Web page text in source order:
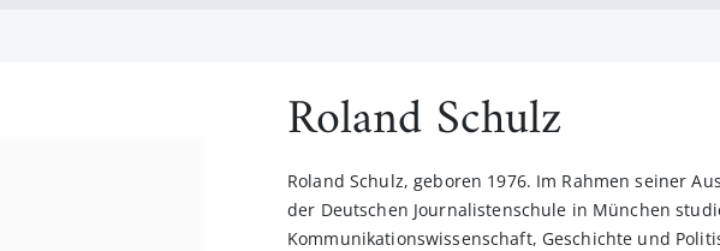
Roland Schulz
Roland Schulz, geboren 1976. Im Rahmen seiner
der Deutschen Journalistenschule in München
Kommunikationswissenschaft, Geschichte und